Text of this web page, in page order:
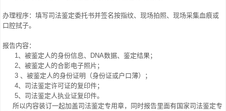
办理程序：填写司法鉴定委托书并签名按指纹、现场拍照、现场采集血痕或
口腔拭子。
报告内容：
1、被鉴定人的身份信息、DNA数据、鉴定结果；
2、被鉴定人的合影电子照片；
3 、被鉴定人的身份证明（身份证或户口薄）；
4、司法鉴定许可证的复印件；
5、司法鉴定人执业证复印件。
所以内容装订一起加盖司法鉴定专用章，同时报告里面有国家司法鉴定专